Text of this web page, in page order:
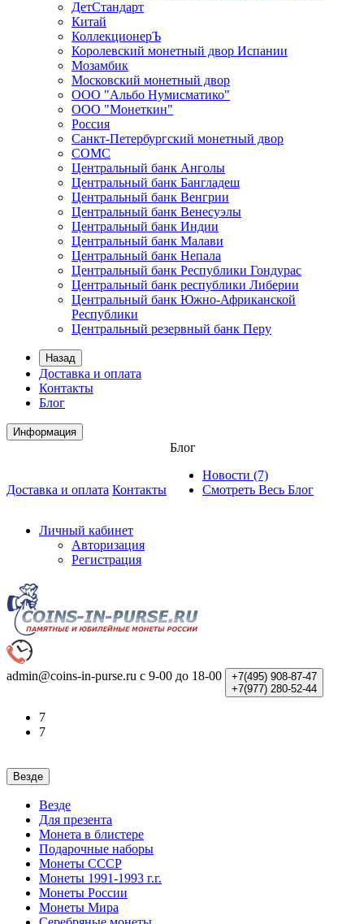
ДетСтандарт
Китай
КоллекционерЪ
Королевский монетный двор Испании
Мозамбик
Московский монетный двор
ООО "Альбо Нумисматико"
ООО "Монеткин"
Россия
Санкт-Петербургский монетный двор
СОМС
Центральный банк Анголы
Центральный банк Бангладеш
Центральный банк Венгрии
Центральный банк Венесуэлы
Центральный банк Индии
Центральный банк Малави
Центральный банк Непала
Центральный банк Республики Гондурас
Центральный банк республики Либерии
Центральный банк Южно-Африканской
Республики
Центральный резервный банк Перу
Назад
Доставка и оплата
Контакты
Блог
Информация
Доставка и оплата Контакты
Блог
Новости (7)
Смотреть Весь Блог
Личный кабинет
Авторизация
Регистрация
admin@coins-in-purse.ru с 9-00 до 18-00 +7(495) 908-87-47
+7(977) 280-52-44
7
7
Везде
Везде
Для презента
Монета в блистере
Подарочные наборы
Монеты СССР
Монеты 1991-1993 г.г.
Монеты России
Монеты Мира